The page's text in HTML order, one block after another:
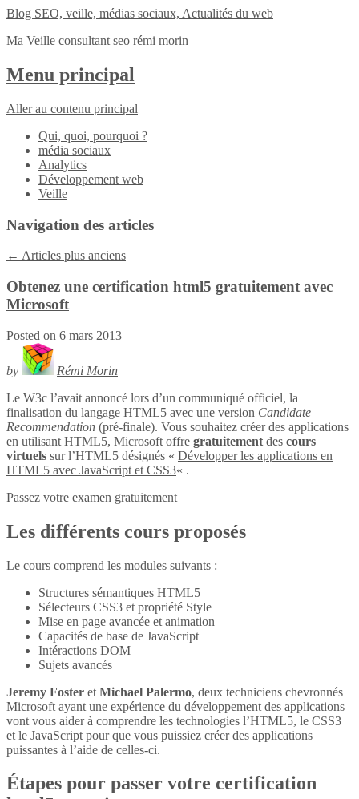
Blog SEO, veille, médias sociaux, Actualités du web
Ma Veille consultant seo rémi morin
Menu principal
Aller au contenu principal
Qui, quoi, pourquoi ?
média sociaux
Analytics
Développement web
Veille
Navigation des articles
← Articles plus anciens
Obtenez une certification html5 gratuitement avec
Microsoft
Posted on 6 mars 2013
by
Rémi Morin
Le W3c l’avait annoncé lors d’un communiqué officiel, la
finalisation du langage HTML5 avec une version Candidate
Recommendation (pré-finale). Vous souhaitez créer des applications
en utilisant HTML5, Microsoft offre gratuitement des cours
virtuels sur l’HTML5 désignés « Développer les applications en
HTML5 avec JavaScript et CSS3« .
Passez votre examen gratuitement
Les différents cours proposés
Le cours comprend les modules suivants :
Structures sémantiques HTML5
Sélecteurs CSS3 et propriété Style
Mise en page avancée et animation
Capacités de base de JavaScript
Intéractions DOM
Sujets avancés
Jeremy Foster et Michael Palermo, deux techniciens chevronnés
Microsoft ayant une expérience du développement des applications
vont vous aider à comprendre les technologies l’HTML5, le CSS3
et le JavaScript pour que vous puissiez créer des applications
puissantes à l’aide de celles-ci.
Étapes pour passer votre certification